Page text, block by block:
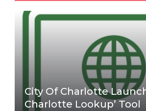
City Of Charlotte
Charlotte Lookup’ Tool